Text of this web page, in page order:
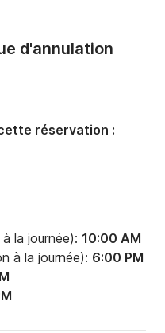
la journée): 10:00 AM
à la journée): 6:00 PM
d'annulation
réservation :